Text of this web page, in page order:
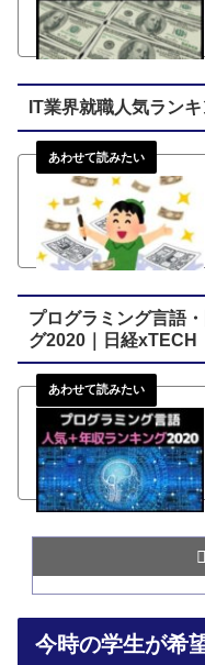
IT業界就職人気ラン
プログラミング言語
グ2020｜日経xTECH
今時の学生が希